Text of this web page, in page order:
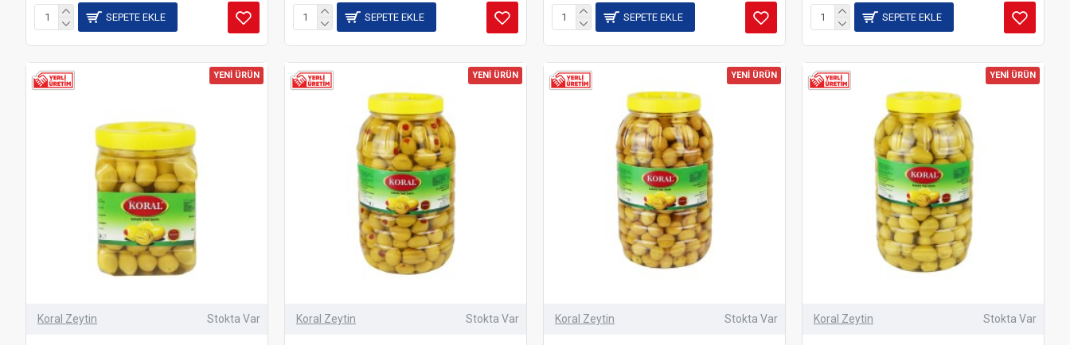
SEPETE EKLE SEPETE EKLE SEPETE EKLE SEPETE EKLE
YENİ ÜRÜN
Koral Zeytin Stokta Var
YENİ ÜRÜN
Koral Zeytin Stokta Var
YENİ ÜRÜN
Koral Zeytin Stokta Var
YENİ ÜRÜN
Koral Zeytin Stokta Var